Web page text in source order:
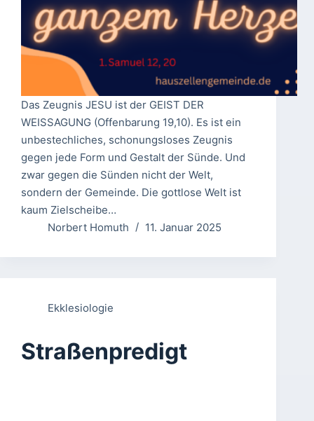
Das Zeugnis JESU ist der GEIST DER
WEISSAGUNG (Offenbarung 19,10). Es ist ein
unbestechliches, schonungsloses Zeugnis
gegen jede Form und Gestalt der Sünde. Und
zwar gegen die Sünden nicht der Welt,
sondern der Gemeinde. Die gottlose Welt ist
kaum Zielscheibe…
Norbert Homuth
11. Januar 2025
Ekklesiologie
Straßenpredigt